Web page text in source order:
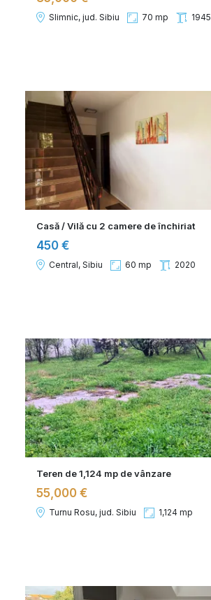
Slimnic, jud. Sibiu 70 mp 1945
Casă / Vilă cu 2 camere de închiriat
450 €
Central, Sibiu 60 mp 2020
Teren de 1,124 mp de vânzare
55,000 €
Turnu Rosu, jud. Sibiu 1,124 mp